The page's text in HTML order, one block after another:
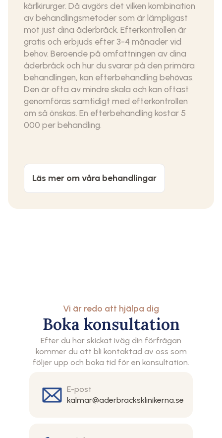
kärlkirurger. Då avgörs det vilken kombination
av behandlingsmetoder som är lämpligast
mot just dina åderbråck. Efterkontrollen är
gratis och erbjuds efter 3-4 månader vid
behov. Beroende på omfattningen av dina
åderbråck och hur du svarar på den primära
behandlingen, kan efterbehandling behövas.
Den är ofta av mindre skala och kan oftast
genomföras samtidigt med efterkontrollen
om så önskas. En efterbehandling kostar 5
000 per behandling.
Läs mer om våra behandlingar
Vi är redo att hjälpa dig
Boka konsultation
Efter du har skickat iväg din förfrågan
kommer du att bli kontaktad av oss som
följer upp och boka tid för en konsultation.
E-post
kalmar@aderbracksklinikerna.se